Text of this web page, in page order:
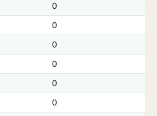
0
0
0
0
0
0